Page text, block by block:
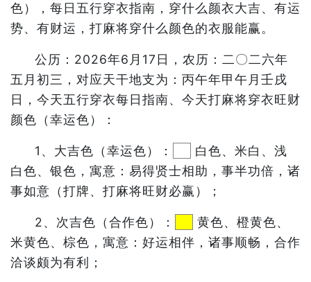
色），每日五行穿衣指南，穿什么颜衣大吉、有运
势、有财运，打麻将穿什么颜色的衣服能赢。
公历：2026年6月17日，农历：二〇二六年
五月初三，对应天干地支为：丙午年甲午月壬戌
日，今天五行穿衣每日指南、今天打麻将穿衣旺财
颜色（幸运色）：
1、大吉色（幸运色）：
白色、米白、浅
白色、银色，寓意：易得贤士相助，事半功倍，诸
事如意（打牌、打麻将旺财必赢）；
2、次吉色（合作色）：
黄色、橙黄色、
米黄色、棕色，寓意：好运相伴，诸事顺畅，合作
洽谈颇为有利；